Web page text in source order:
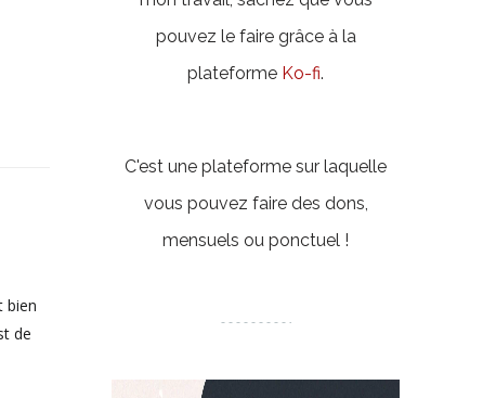
bien
de
pouvez le faire grâce à la
plateforme Ko-fi.
C'est une plateforme sur laquelle
vous pouvez faire des dons,
mensuels ou ponctuel !